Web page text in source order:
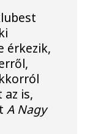
érkezik,
is,
A Nagy